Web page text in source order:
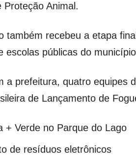
Proteção Animal.
também recebeu a etapa
escolas públicas do
a prefeitura, quatro equipes
de Lançamento de
+ Verde no Parque do Lago
de resíduos eletrônicos